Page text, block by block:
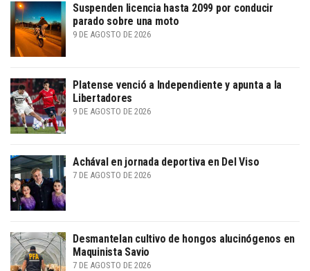
Suspenden licencia hasta 2099 por conducir
parado sobre una moto
9 DE AGOSTO DE 2026
Platense venció a Independiente y apunta a la
Libertadores
9 DE AGOSTO DE 2026
Achával en jornada deportiva en Del Viso
7 DE AGOSTO DE 2026
Desmantelan cultivo de hongos alucinógenos en
Maquinista Savio
7 DE AGOSTO DE 2026